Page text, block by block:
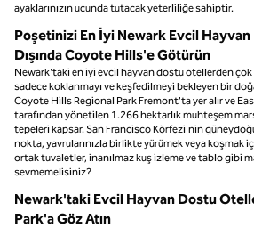
ayaklarınızın ucunda tutacak yeterliliğe sahiptir.
Poşetinizi En İyi Newark Evcil
Dışında Coyote Hills'e Götürün
Newark'taki en iyi evcil hayvan dostu otellerden
sadece koklanmayı ve keşfedilmeyi bekleyen bir
Coyote Hills Regional Park Fremont'ta yer alır ve
tarafından yönetilen 1.266 hektarlık muhteşem
tepeleri kapsar. San Francisco Körfezi'nin güneydoğu
nokta, yavrularınızla birlikte yürümek veya koşmak
ortak tuvaletler, inanılmaz kuş izleme ve tablo gibi
sevmemelisiniz?
Newark'taki Evcil Hayvan Dostu
Park'a Göz Atın